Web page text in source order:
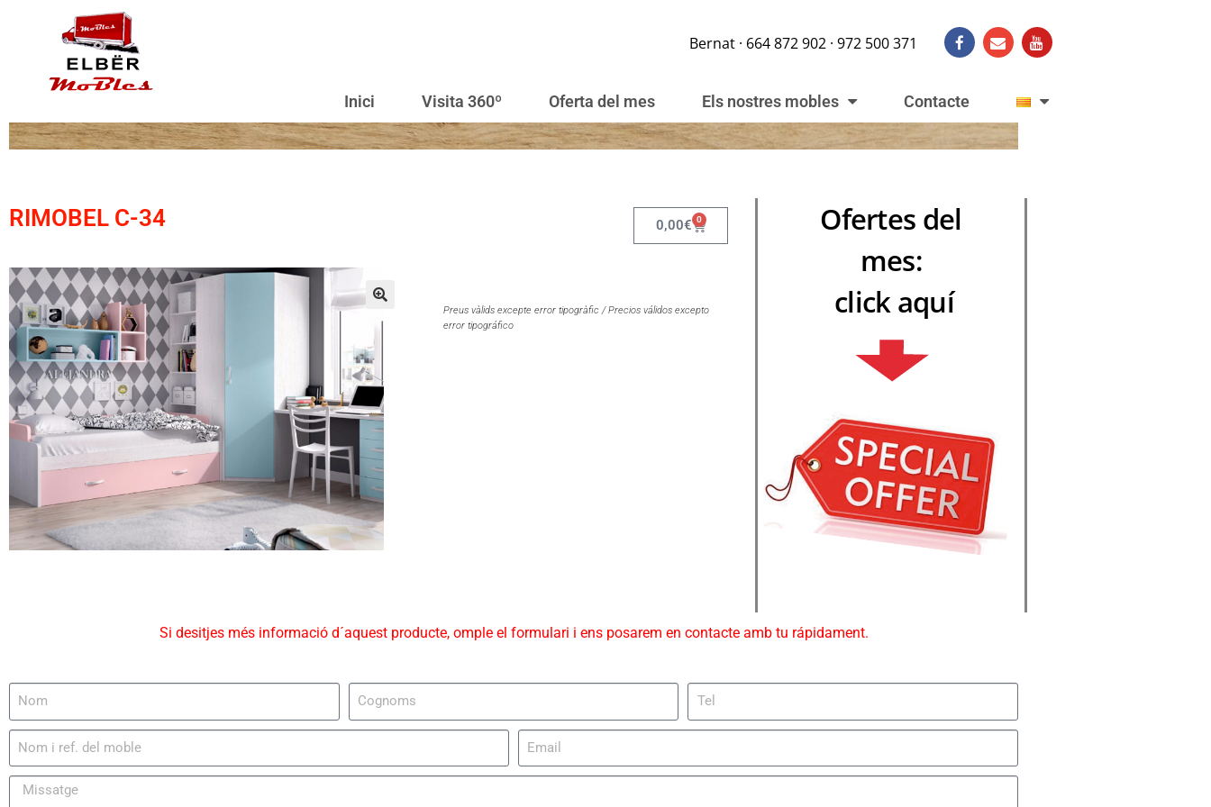
Bernat · 664 872 902 · 972 500 371
Inici Visita 360º Oferta del mes Els nostres mobles Contacte
RIMOBEL C-34 0,00€ 0
Preus vàlids excepte error tipogràfic / Precios válidos excepto
error tipográfico
Ofertes del
mes:
click aquí
Si desitjes més informació d´aquest producte, omple el formulari i ens posarem en contacte amb tu rápidament.